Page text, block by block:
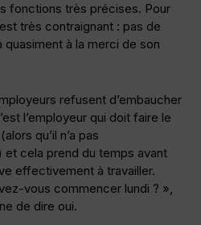
fonctions très précises. Pour
très contraignant : pas de
à la merci de son
refusent d’embaucher
l’employeur qui doit faire le
qu’il n’a pas
cela prend du temps avant
effectivement à travailler.
vous commencer lundi ? »,
de dire oui.